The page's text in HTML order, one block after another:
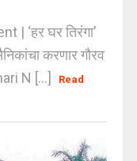
‘हर घर तिरंगा‌’
करणार गौरव
N [...]
Read